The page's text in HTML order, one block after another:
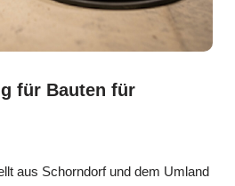
für Bauten für
aus Schorndorf und dem Umland